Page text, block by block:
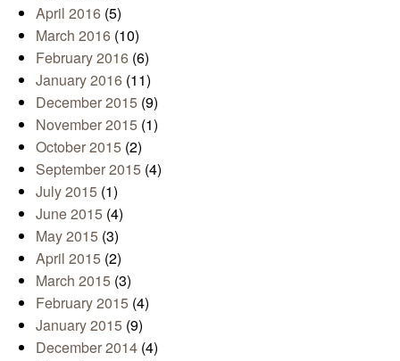
April 2016 (5)
March 2016 (10)
February 2016 (6)
January 2016 (11)
December 2015 (9)
November 2015 (1)
October 2015 (2)
September 2015 (4)
July 2015 (1)
June 2015 (4)
May 2015 (3)
April 2015 (2)
March 2015 (3)
February 2015 (4)
January 2015 (9)
December 2014 (4)